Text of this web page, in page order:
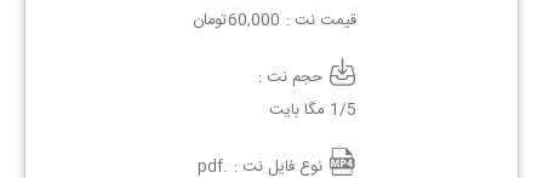
قیمت نت : 60,000تومان
حجم نت :
1/5 مگا بایت
نوع فایل نت : .pdf